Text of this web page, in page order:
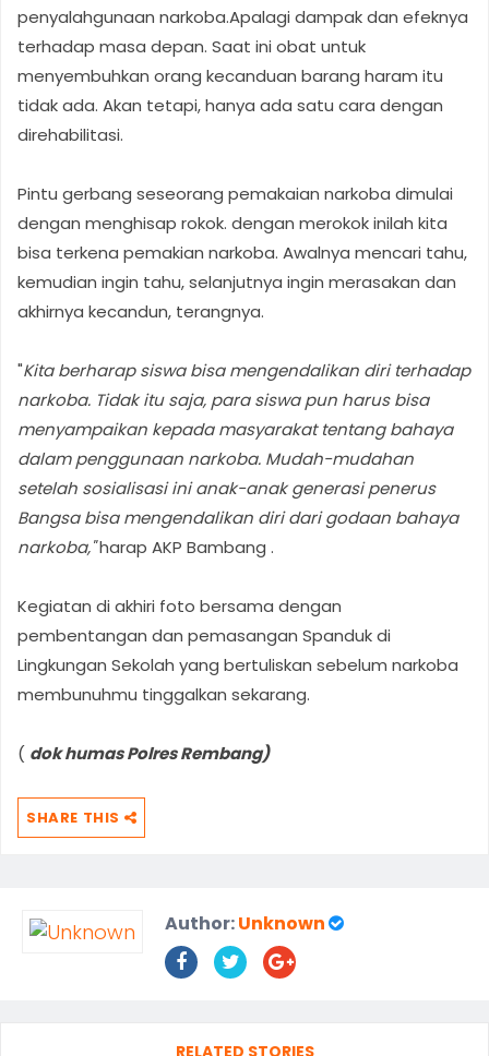
penyalahgunaan narkoba.Apalagi dampak dan efeknya
terhadap masa depan. Saat ini obat untuk
menyembuhkan orang kecanduan barang haram itu
tidak ada. Akan tetapi, hanya ada satu cara dengan
direhabilitasi.
Pintu gerbang seseorang pemakaian narkoba dimulai
dengan menghisap rokok. dengan merokok inilah kita
bisa terkena pemakian narkoba. Awalnya mencari tahu,
kemudian ingin tahu, selanjutnya ingin merasakan dan
akhirnya kecandun, terangnya.
"Kita berharap siswa bisa mengendalikan diri terhadap
narkoba. Tidak itu saja, para siswa pun harus bisa
menyampaikan kepada masyarakat tentang bahaya
dalam penggunaan narkoba. Mudah-mudahan
setelah sosialisasi ini anak-anak generasi penerus
Bangsa bisa mengendalikan diri dari godaan bahaya
narkoba,"harap AKP Bambang .
Kegiatan di akhiri foto bersama dengan
pembentangan dan pemasangan Spanduk di
Lingkungan Sekolah yang bertuliskan sebelum narkoba
membunuhmu tinggalkan sekarang.
( dok humas Polres Rembang)
SHARE THIS
Author:Unknown
RELATED STORIES